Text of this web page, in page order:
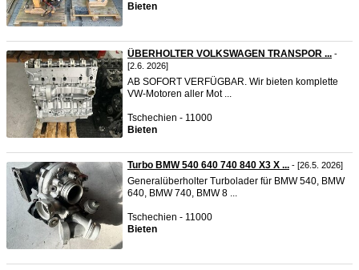
Bieten
ÜBERHOLTER VOLKSWAGEN TRANSPOR ... -
[2.6. 2026]
AB SOFORT VERFÜGBAR. Wir bieten komplette
VW-Motoren aller Mot ...
Tschechien - 11000
Bieten
Turbo BMW 540 640 740 840 X3 X ... - [26.5. 2026]
Generalüberholter Turbolader für BMW 540, BMW
640, BMW 740, BMW 8 ...
Tschechien - 11000
Bieten